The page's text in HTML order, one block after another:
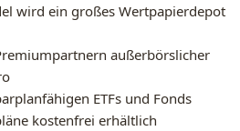
wird ein großes Wertpapierdepot
außerbörslicher
ETFs und Fonds
kostenfrei erhältlich